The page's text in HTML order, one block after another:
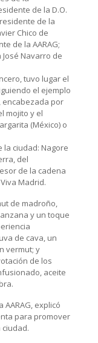
de la D.O.
de la
Chico de
de la AARAG;
José Navarro de
tuvo lugar el
el ejemplo
encabezada por
mojito y el
(México) o
ciudad: Nagore
del
de la cadena
Madrid.
de madroño,
y un toque
de cava, un
vermut; y
de los
aceite
explicó
para promover